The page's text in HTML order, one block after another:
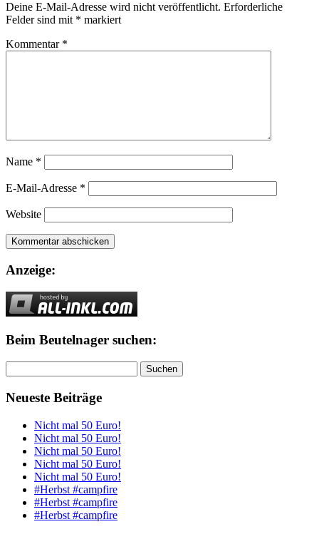
Deine E-Mail-Adresse wird nicht veröffentlicht. Erforderliche
Felder sind mit * markiert
Kommentar *
Name *
E-Mail-Adresse *
Website
Anzeige:
Beim Beutelnager suchen:
nach:
Neueste Beiträge
Nicht mal 50 Euro!
Nicht mal 50 Euro!
Nicht mal 50 Euro!
Nicht mal 50 Euro!
Nicht mal 50 Euro!
#Herbst #campfire
#Herbst #campfire
#Herbst #campfire